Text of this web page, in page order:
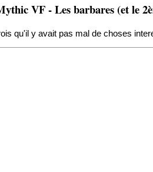
VF - Les barbares (et le
qu'il y avait pas mal de choses